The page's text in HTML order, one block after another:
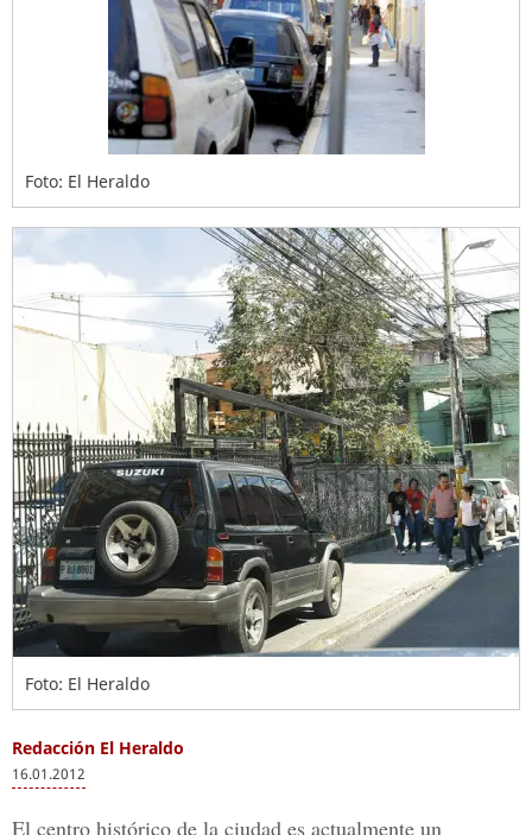
Foto: El Heraldo
Foto: El Heraldo
Redacción El Heraldo
16.01.2012
El centro histórico de la ciudad es actualmente un